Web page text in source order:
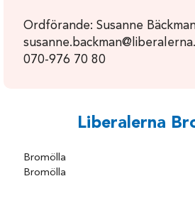
Ordförande: Susanne
070-976 70 80
Liberalerna
Bromölla
Bromölla